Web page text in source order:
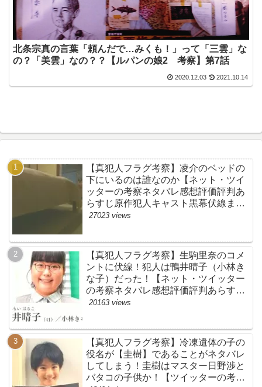
北条宗真の言葉「頼んだで…みくも！」って「三雲」な
の？「美雲」なの？？【ルパンの娘2 考察】第7話
2020.12.03 2021.10.14
【真犯人フラグ考察】凌介のベッドの
下にいるのは誰なのか【ネット・ツイ
ッターの考察ネタバレ感想評価評判あ
らすじ原作犯人キャスト黒幕伏線まと
め】
27023 views
【真犯人フラグ考察】生駒里奈のコメ
ントに伏線！犯人は鴨井晴子（小林き
な子）だった！【ネット・ツイッター
の考察ネタバレ感想評価評判あらすじ
原作犯人キャスト黒幕伏線まとめ・鴨
20163 views
【真犯人フラグ考察】冷凍遺体の子の
役名が【圭樹】であることがネタバレ
してしまう！圭樹はマスター日野渉と
バタコの子供か！【ツイッターの考察